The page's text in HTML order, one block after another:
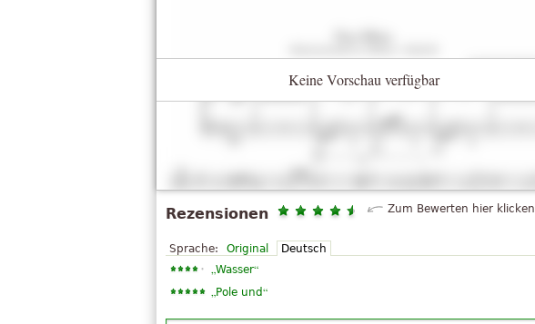
Keine Vorschau verfügbar
Rezensionen Zum Bewerten hier klicken
Sprache: Original Deutsch
„ Wasser“
„ Pole und“